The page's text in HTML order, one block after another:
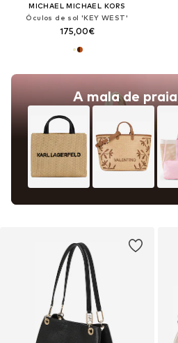
MICHAEL MICHAEL KORS
Óculos de sol 'KEY WEST'
175,00€
A mala de